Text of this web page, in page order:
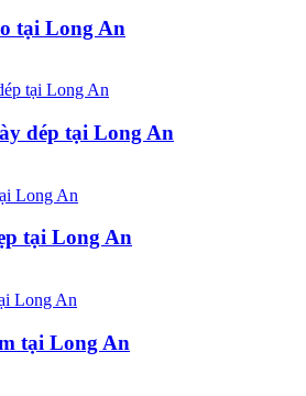
tại Long An
dép tại Long An
tại Long An
tại Long An